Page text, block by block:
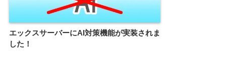
エックスサーバーにAI対策機能が実装されま
した！